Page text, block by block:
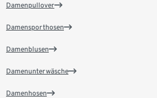
Damenpullover
Damensporthosen
Damenblusen
Damenunterwäsche
Damenhosen